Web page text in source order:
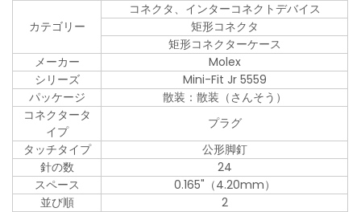
カテゴリー
コネクタ、インターコネクトデバイス
矩形コネクタ
矩形コネクターケース
メーカー
Molex
シリーズ
Mini-Fit Jr 5559
パッケージ
散装：散装（さんそう）
コネクタータ
イプ
プラグ
タッチタイプ
公形脚釘
針の数
24
スペース
0.165"（4.20mm）
並び順
2